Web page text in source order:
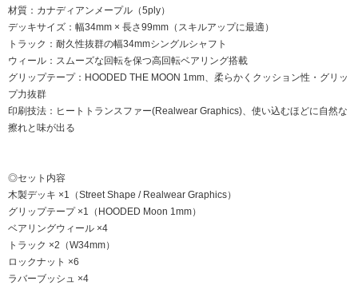
材質：カナディアンメープル（5ply）
デッキサイズ：幅34mm × 長さ99mm（スキルアップに最適）
トラック：耐久性抜群の幅34mmシングルシャフト
ウィール：スムーズな回転を保つ高回転ベアリング搭載
グリップテープ：HOODED THE MOON 1mm、柔らかくクッション性・グリッ
プ力抜群
印刷技法：ヒートトランスファー(Realwear Graphics)、使い込むほどに自然な
擦れと味が出る
◎セット内容
木製デッキ ×1（Street Shape / Realwear Graphics）
グリップテープ ×1（HOODED Moon 1mm）
ベアリングウィール ×4
トラック ×2（W34mm）
ロックナット ×6
ラバーブッシュ ×4